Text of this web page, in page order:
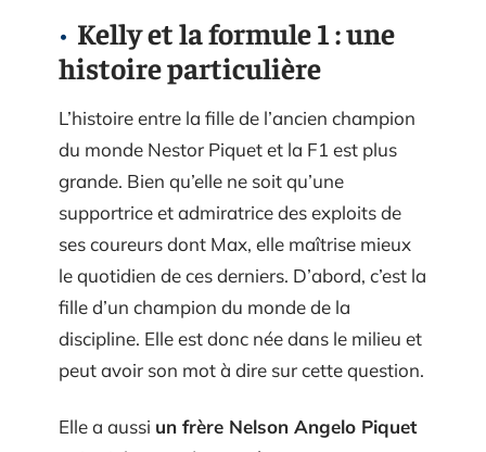
Kelly et la formule 1 : une
histoire particulière
L’histoire entre la fille de l’ancien champion
du monde Nestor Piquet et la F1 est plus
grande. Bien qu’elle ne soit qu’une
supportrice et admiratrice des exploits de
ses coureurs dont Max, elle maîtrise mieux
le quotidien de ces derniers. D’abord, c’est la
fille d’un champion du monde de la
discipline. Elle est donc née dans le milieu et
peut avoir son mot à dire sur cette question.
Elle a aussi un frère Nelson Angelo Piquet